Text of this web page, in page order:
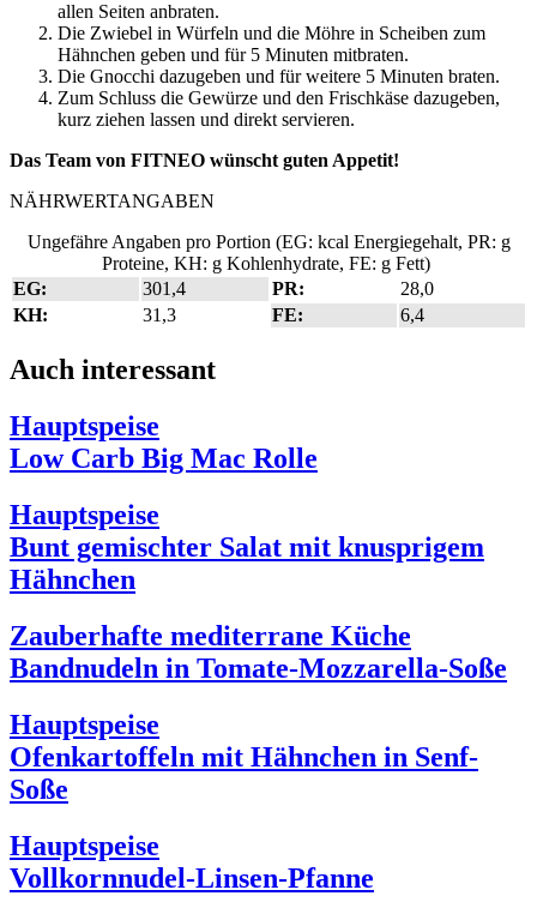
allen Seiten anbraten.
Die Zwiebel in Würfeln und die Möhre in Scheiben zum
Hähnchen geben und für 5 Minuten mitbraten.
Die Gnocchi dazugeben und für weitere 5 Minuten braten.
Zum Schluss die Gewürze und den Frischkäse dazugeben,
kurz ziehen lassen und direkt servieren.
Das Team von FITNEO wünscht guten Appetit!
NÄHRWERTANGABEN
Ungefähre Angaben pro Portion (EG: kcal Energiegehalt, PR: g
Proteine, KH: g Kohlenhydrate, FE: g Fett)
EG:
301,4 PR:
28,0
KH:
31,3 FE: 6,4
Auch interessant
Hauptspeise
Low Carb Big Mac Rolle
Hauptspeise
Bunt gemischter Salat mit knusprigem
Hähnchen
Zauberhafte mediterrane Küche
Bandnudeln in Tomate-Mozzarella-Soße
Hauptspeise
Ofenkartoffeln mit Hähnchen in Senf-
Soße
Hauptspeise
Vollkornnudel-Linsen-Pfanne